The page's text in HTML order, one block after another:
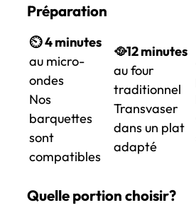
Préparation
⏲️4 minutes
au micro-
ondes
Nos
barquettes
sont
compatibles
🥘12 minutes
au four
traditionnel
Transvaser
dans un plat
adapté
Quelle portion choisir?